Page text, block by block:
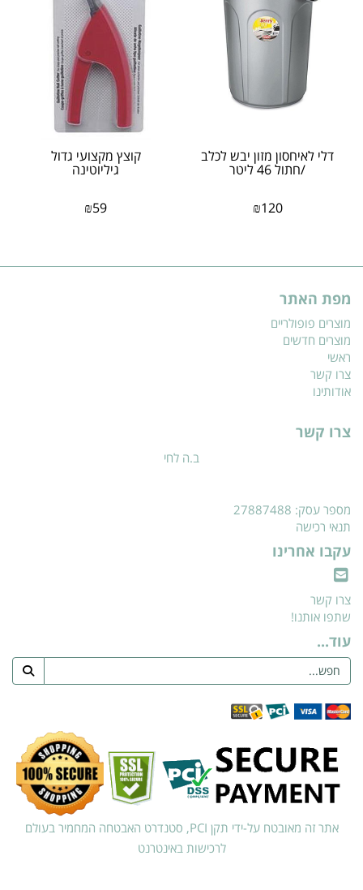
דלי לאיחסון מזון יבש לכלב
/חתול 46 ליטר
₪120
קוצץ מקצועי גדול
גיליוטינה
₪59
מפת האתר
מוצרים פופולריים
מוצרים חדשים
ראשי
צרו קשר
אודותינו
צרו קשר
ב.ה לחי
מספר עסק: 27887488
תנאי רכישה
עקבו אחרינו
צרו קשר
שתפו אותנו!
עוד...
אתר זה מאובטח על-ידי תקן PCI, סטנדרט האבטחה המחמיר בעולם
לרכישות באינטרנט